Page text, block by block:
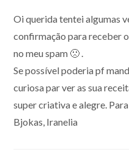
Oi querida tentei algumas
confirmação para receber
no meu spam 🙁 .
Se possível poderia pf
curiosa par ver as sua
super criativa e alegre.
Bjokas, Iranelia